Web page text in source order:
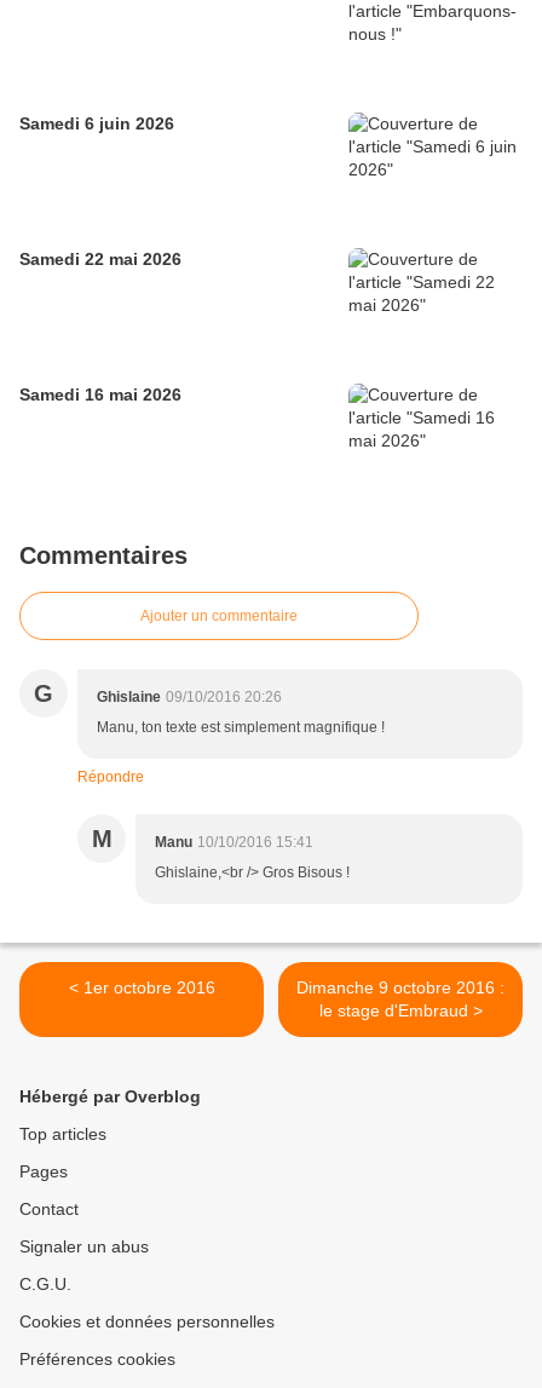
Samedi 6 juin 2026
Samedi 22 mai 2026
Samedi 16 mai 2026
Commentaires
Ajouter un commentaire
G Ghislaine 09/10/2016 20:26
Manu, ton texte est simplement magnifique !
Répondre
M Manu 10/10/2016 15:41
Ghislaine,<br /> Gros Bisous !
< 1er octobre 2016
Dimanche 9 octobre 2016 :
le stage d'Embraud >
Hébergé par Overblog
Top articles
Pages
Contact
Signaler un abus
C.G.U.
Cookies et données personnelles
Préférences cookies